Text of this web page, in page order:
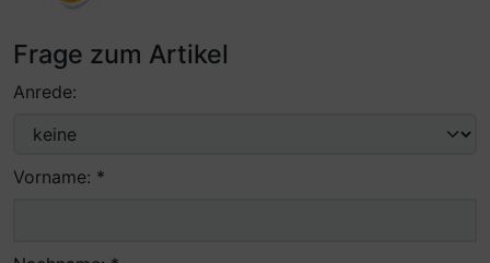
Frage zum Artikel
Anrede:
Vorname: *